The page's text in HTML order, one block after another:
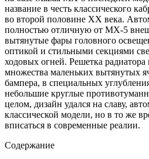
название в честь классического
во второй половине XX века.
полностью отличную от MX-5
вытянутые фары головного
оптикой и стильными секциями
ходовых огней. Решетка радиатора
множества маленьких вытянутых
бампера, в специальных
небольшие круглые
целом, дизайн удался на славу,
классической модели, но в то же
вписаться в современные реалии.
Содержание